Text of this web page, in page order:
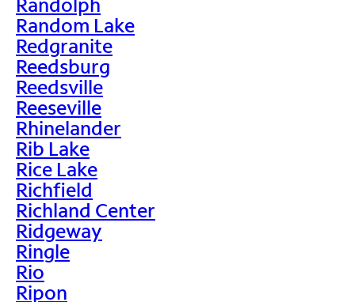
Random Lake
Redgranite
Reedsburg
Reedsville
Reeseville
Rhinelander
Rib Lake
Rice Lake
Richfield
Richland Center
Ridgeway
Ringle
Rio
Ripon